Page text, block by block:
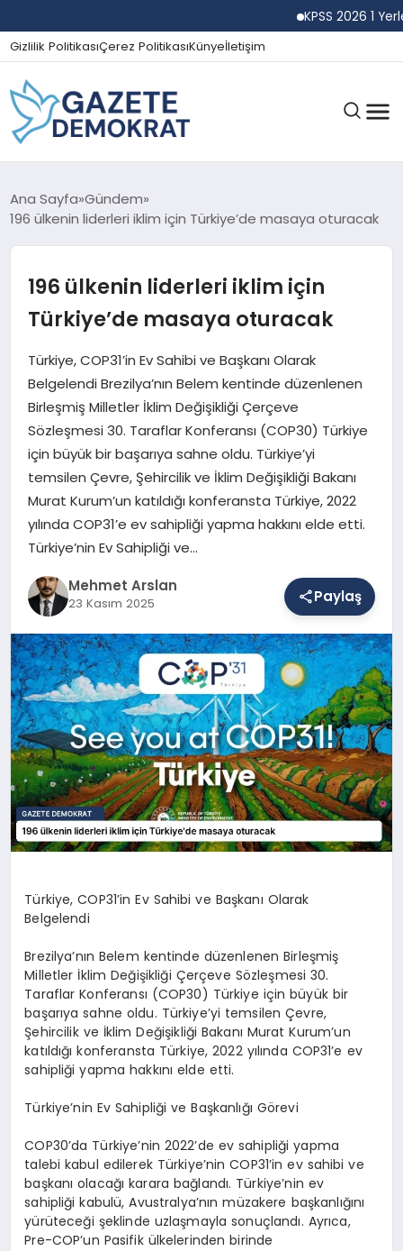
KPSS 2026 1
Gizlilik PolitikasıÇerez PolitikasıKünyeİletişim
GÜNDEM
SPOR
MAGAZIN
SAĞLIK
EĞITIM
DÜNYA
YAŞAM
Ana Sayfa Gündem
196 ülkenin liderleri iklim için Türkiye’de masaya oturacak
196 ülkenin liderleri iklim için
Türkiye’de masaya oturacak
Türkiye, COP31’in Ev Sahibi ve Başkanı Olarak
Belgelendi Brezilya’nın Belem kentinde düzenlenen
Birleşmiş Milletler İklim Değişikliği Çerçeve
Sözleşmesi 30. Taraflar Konferansı (COP30) Türkiye
için büyük bir başarıya sahne oldu. Türkiye’yi
temsilen Çevre, Şehircilik ve İklim Değişikliği Bakanı
Murat Kurum’un katıldığı konferansta Türkiye, 2022
yılında COP31’e ev sahipliği yapma hakkını elde etti.
Türkiye’nin Ev Sahipliği ve…
Mehmet Arslan
23 Kasım 2025 Paylaş
Türkiye, COP31’in Ev Sahibi ve Başkanı Olarak
Belgelendi
Brezilya’nın Belem kentinde düzenlenen Birleşmiş
Milletler İklim Değişikliği Çerçeve Sözleşmesi 30.
Taraflar Konferansı (COP30) Türkiye için büyük bir
başarıya sahne oldu. Türkiye’yi temsilen Çevre,
Şehircilik ve İklim Değişikliği Bakanı Murat Kurum’un
katıldığı konferansta Türkiye, 2022 yılında COP31’e ev
sahipliği yapma hakkını elde etti.
Türkiye’nin Ev Sahipliği ve Başkanlığı Görevi
COP30’da Türkiye’nin 2022’de ev sahipliği yapma
talebi kabul edilerek Türkiye’nin COP31’in ev sahibi ve
başkanı olacağı karara bağlandı. Türkiye’nin ev
sahipliği kabulü, Avustralya’nın müzakere başkanlığını
yürüteceği şeklinde uzlaşmayla sonuçlandı. Ayrıca,
Pre-COP’un Pasifik ülkelerinden birinde